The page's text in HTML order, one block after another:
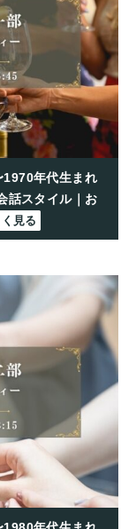
1970年代生まれ
話スタイル｜お
見る